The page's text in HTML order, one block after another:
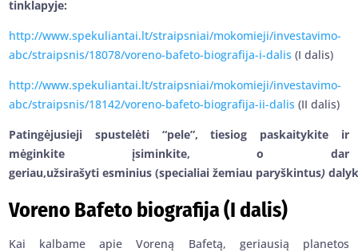
tinklapyje:
http://www.spekuliantai.lt/straipsniai/mokomieji/investavimo-
abc/straipsnis/18078/voreno-bafeto-biografija-i-dalis (I dalis)
http://www.spekuliantai.lt/straipsniai/mokomieji/investavimo-
abc/straipsnis/18142/voreno-bafeto-biografija-ii-dalis (II dalis)
Patingėjusieji spustelėti “pele”, tiesiog paskaitykite ir
mėginkite įsiminkite, o dar
geriau,užsirašyti esminius (specialiai žemiau paryškintus)
Voreno Bafeto biografija (I dalis)
Kai kalbame apie Voreną Bafetą, geriausią planetos